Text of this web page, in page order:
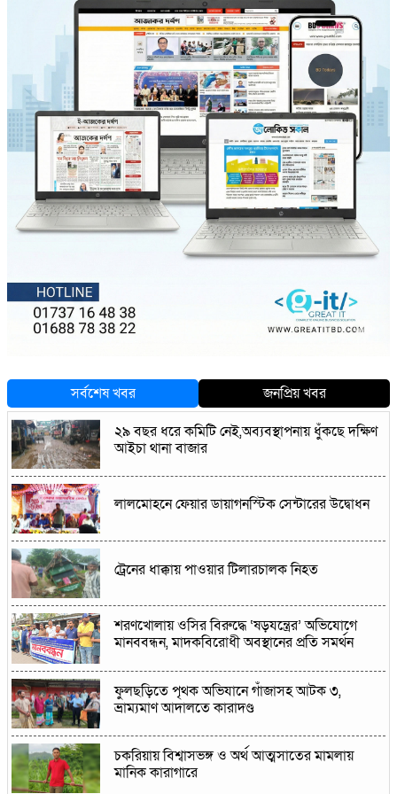
সর্বশেষ খবর
জনপ্রিয় খবর
২৯ বছর ধরে কমিটি নেই,অব্যবস্থাপনায় ধুঁকছে দক্ষিণ
আইচা থানা বাজার
লালমোহনে ফেয়ার ডায়াগনস্টিক সেন্টারের উদ্বোধন
ট্রেনের ধাক্কায় পাওয়ার টিলারচালক নিহত
শরণখোলায় ওসির বিরুদ্ধে ‘ষড়যন্ত্রের’ অভিযোগে
মানববন্ধন, মাদকবিরোধী অবস্থানের প্রতি সমর্থন
ফুলছড়িতে পৃথক অভিযানে গাঁজাসহ আটক ৩,
ভ্রাম্যমাণ আদালতে কারাদণ্ড
চকরিয়ায় বিশ্বাসভঙ্গ ও অর্থ আত্মসাতের মামলায়
মানিক কারাগারে